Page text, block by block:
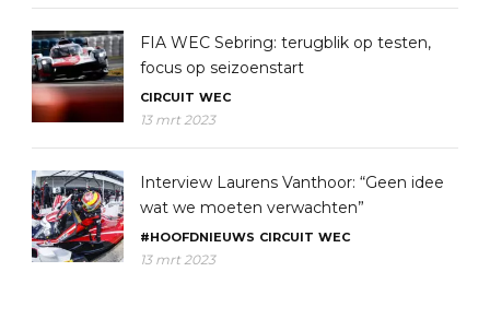
FIA WEC Sebring: terugblik op testen,
focus op seizoenstart
CIRCUIT WEC
13 mrt 2023
Interview Laurens Vanthoor: “Geen idee
wat we moeten verwachten”
#HOOFDNIEUWS CIRCUIT WEC
13 mrt 2023